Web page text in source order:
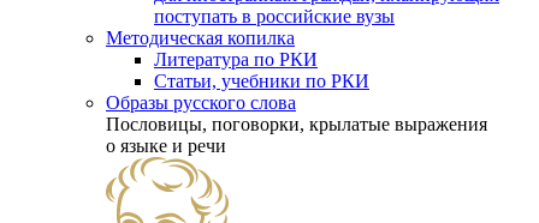
поступать в российские вузы
Методическая копилка
Литература по РКИ
Статьи, учебники по РКИ
Образы русского слова
Пословицы, поговорки, крылатые выражения
о языке и речи